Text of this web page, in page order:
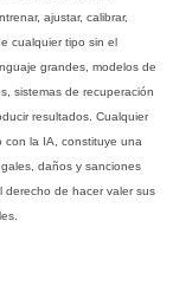
ajustar, calibrar,
cualquier tipo sin el
grandes, modelos de
sistemas de recuperación
resultados. Cualquier
con la IA, constituye una
daños y sanciones
derecho de hacer valer sus